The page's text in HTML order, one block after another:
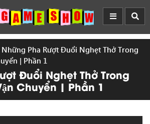
Những Pha Rượt Đuổi Nghẹt Thở Trong
| Phần 1
Đuổi Nghẹt Thở Trong
Chuyển | Phần 1